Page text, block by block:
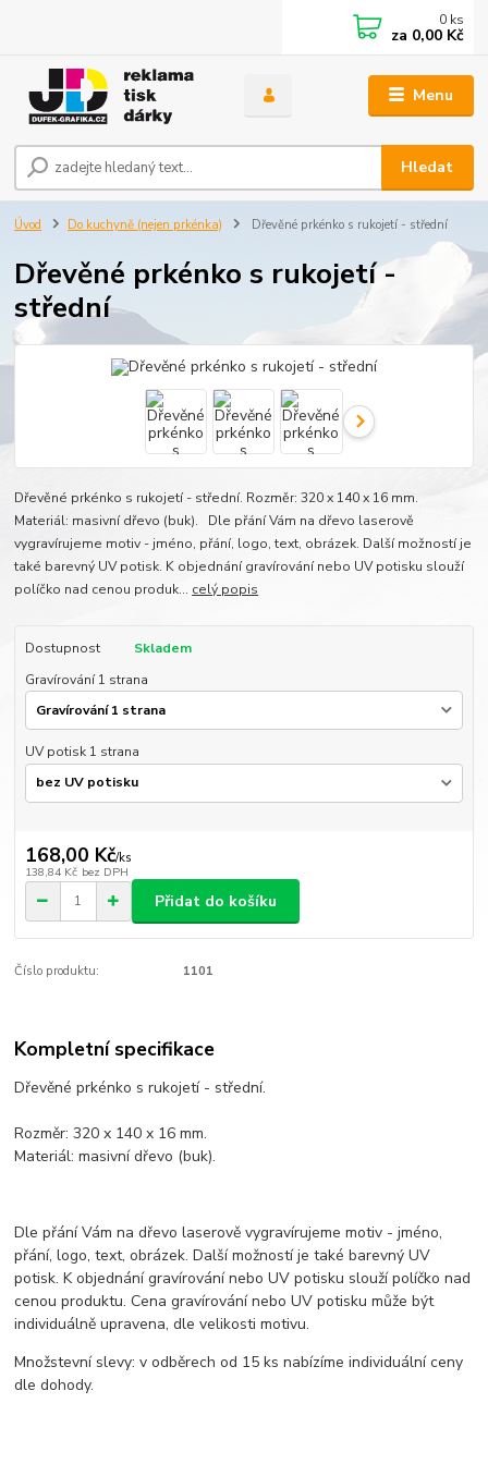
Menu
Hledat
0 ks
za 0,00 Kč
Úvod Do kuchyně (nejen prkénka) Dřevěné prkénko s rukojetí - střední
Dřevěné prkénko s rukojetí -
střední
Dřevěné prkénko s rukojetí - střední. Rozměr: 320 x 140 x 16 mm.
Materiál: masivní dřevo (buk). Dle přání Vám na dřevo laserově
vygravírujeme motiv - jméno, přání, logo, text, obrázek. Další možností je
také barevný UV potisk. K objednání gravírování nebo UV potisku slouží
políčko nad cenou produk... celý popis
Dostupnost
Skladem
Gravírování 1 strana
UV potisk 1 strana
168,00 Kč/ks
138,84 Kč bez DPH
Přidat do košíku
Číslo produktu: 1101
Kompletní specifikace
Dřevěné prkénko s rukojetí - střední.
Rozměr: 320 x 140 x 16 mm.
Materiál: masivní dřevo (buk).
Dle přání Vám na dřevo laserově vygravírujeme motiv - jméno,
přání, logo, text, obrázek. Další možností je také barevný UV
potisk. K objednání gravírování nebo UV potisku slouží políčko nad
cenou produktu. Cena gravírování nebo UV potisku může být
individuálně upravena, dle velikosti motivu.
Množstevní slevy: v odběrech od 15 ks nabízíme individuální ceny
dle dohody.